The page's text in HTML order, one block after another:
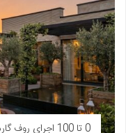
0 تا 100 اجرای